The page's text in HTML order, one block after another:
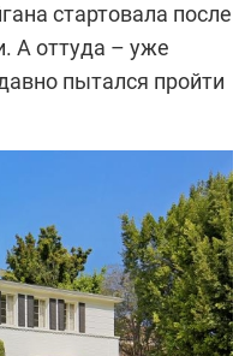
стартовала после
А оттуда – уже
пытался пройти